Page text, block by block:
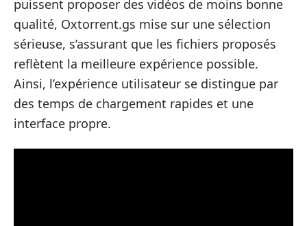
puissent proposer des vidéos de moins bonne
qualité, Oxtorrent.gs mise sur une sélection
sérieuse, s’assurant que les fichiers proposés
reflètent la meilleure expérience possible.
Ainsi, l’expérience utilisateur se distingue par
des temps de chargement rapides et une
interface propre.